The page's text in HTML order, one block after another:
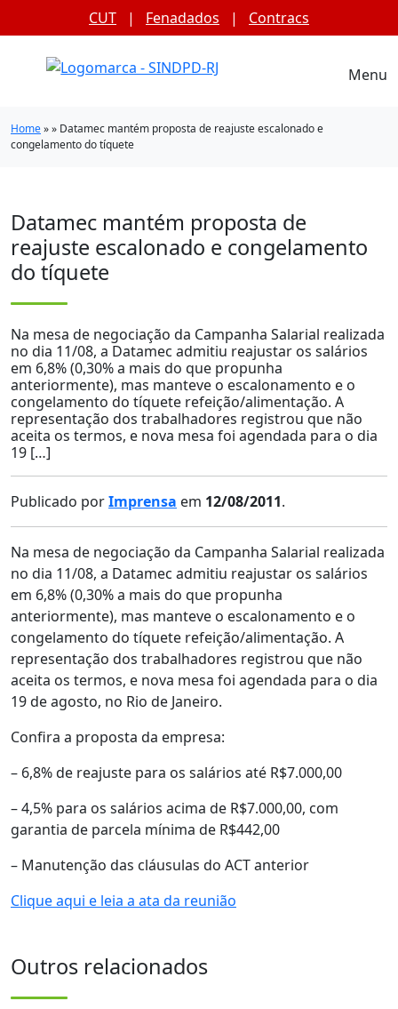
CUT | Fenadados | Contracs
Menu
Home» » Datamec mantém proposta de reajuste escalonado e
congelamento do tíquete
Datamec mantém proposta de
reajuste escalonado e congelamento
do tíquete
Na mesa de negociação da Campanha Salarial realizada
no dia 11/08, a Datamec admitiu reajustar os salários
em 6,8% (0,30% a mais do que propunha
anteriormente), mas manteve o escalonamento e o
congelamento do tíquete refeição/alimentação. A
representação dos trabalhadores registrou que não
aceita os termos, e nova mesa foi agendada para o dia
19 […]
Publicado porImprensa em 12/08/2011.
Na mesa de negociação da Campanha Salarial realizada
no dia 11/08, a Datamec admitiu reajustar os salários
em 6,8% (0,30% a mais do que propunha
anteriormente), mas manteve o escalonamento e o
congelamento do tíquete refeição/alimentação. A
representação dos trabalhadores registrou que não
aceita os termos, e nova mesa foi agendada para o dia
19 de agosto, no Rio de Janeiro.
Confira a proposta da empresa:
– 6,8% de reajuste para os salários até R$7.000,00
– 4,5% para os salários acima de R$7.000,00, com
garantia de parcela mínima de R$442,00
– Manutenção das cláusulas do ACT anterior
Clique aqui e leia a ata da reunião
Outros relacionados